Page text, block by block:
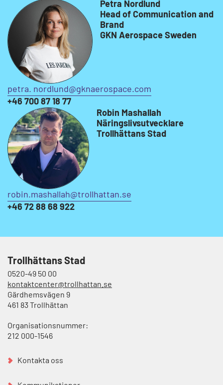
Petra Nordlund
Head of Communication and
Brand
GKN Aerospace Sweden
petra. nordlund@gknaerospace.com
+46 700 87 18 77
Robin Mashallah
Näringslivsutvecklare
Trollhättans Stad
robin.mashallah@trollhattan.se
+46 72 88 68 922
Trollhättans Stad
0520-49 50 00
kontaktcenter@trollhattan.se
Gärdhemsvägen 9
461 83 Trollhättan
Organisationsnummer:
212 000-1546
Kontakta oss